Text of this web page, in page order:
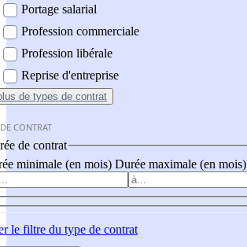
Portage salarial
Profession commerciale
Profession libérale
Reprise d'entreprise
de types de contrat
CONTRAT
de contrat
minimale (en mois) Durée maximale (en mois)
le filtre du type de contrat